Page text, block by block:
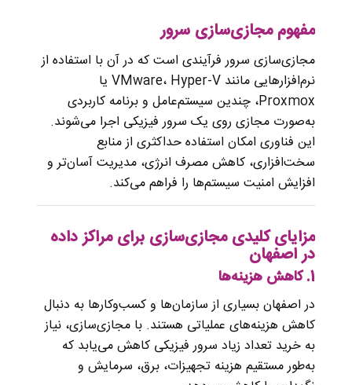
مفهوم مجازی‌سازی سرور
مجازی‌سازی سرور فرآیندی است که در آن با استفاده از
نرم‌افزارهایی مانند VMware، Hyper-V یا
Proxmox، چندین سیستم‌عامل و برنامه کاربردی
به‌صورت مجازی روی یک سرور فیزیکی اجرا می‌شوند.
این فناوری امکان استفاده حداکثری از منابع
سخت‌افزاری، کاهش مصرف انرژی، مدیریت آسان‌تر و
افزایش امنیت سیستم‌ها را فراهم می‌کند.
مزایای کلیدی مجازی‌سازی برای مراکز داده
در اصفهان
1. کاهش هزینه‌ها
در اصفهان بسیاری از سازمان‌ها و کسب‌وکارها به دنبال
کاهش هزینه‌های عملیاتی هستند. با مجازی‌سازی، نیاز
به خرید تعداد زیاد سرور فیزیکی کاهش می‌یابد که
به‌طور مستقیم هزینه تجهیزات، برق، سرمایش و